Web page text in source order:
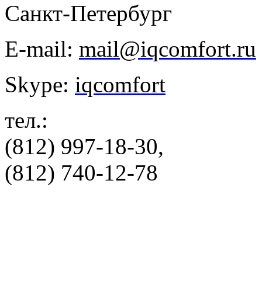
Санкт-Петербург
E-mail: mail@iqcomfort.ru
Skype: iqcomfort
тел.:
(812) 997-18-30,
(812) 740-12-78